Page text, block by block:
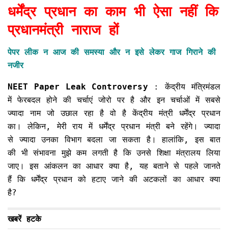
धर्मेंद्र प्रधान का काम भी ऐसा नहीं कि
प्रधानमंत्री नाराज हों
पेपर लीक न आज की समस्या और न इसे लेकर गाज गिराने की
नजीर
NEET Paper Leak Controversy : केंद्रीय मंत्रिमंडल
में फेरबदल होने की चर्चाएं जोरो पर है और इन चर्चाओं में सबसे
ज्यादा नाम जो उछाल रहा है वो है केंद्रीय मंत्री धर्मेंद्र प्रधान
का। लेकिन, मेरी राय में धर्मेंद्र प्रधान मंत्री बने रहेंगे। ज्यादा
से ज्यादा उनका विभाग बदला जा सकता है। हालांकि, इस बात
की भी संभावना मुझे कम लगती है कि उनसे शिक्षा मंत्रालय लिया
जाए। इस आंकलन का आधार क्या है, यह बताने से पहले जानते
हैं कि धर्मेंद्र प्रधान को हटाए जाने की अटकलों का आधार क्या
है?
खबरें हटके